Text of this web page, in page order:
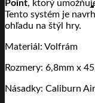
Point, ktorý
Tento systém je
ohľadu na štýl hry.
Materiál: Volfrám
Rozmery: 6,8mm x
Násadky: Caliburn